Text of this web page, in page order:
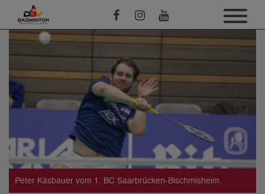
Peter Käsbauer vom 1. BC Saarbrücken-Bischmisheim.